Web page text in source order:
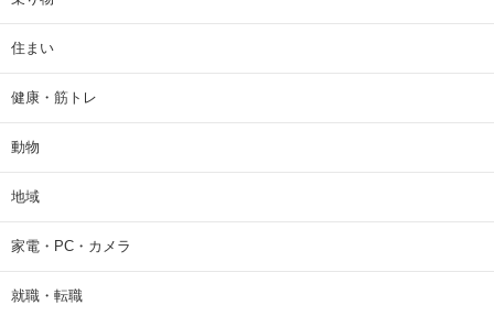
住まい
健康・筋トレ
動物
地域
家電・PC・カメラ
就職・転職